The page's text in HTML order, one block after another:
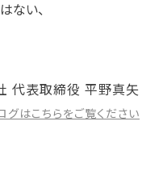
ない、
代表取締役 平野真矢
グはこちらをご覧ください